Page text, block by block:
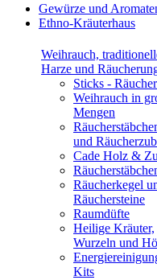
Gewürze und
Ethno-Kräuterhaus
Weihrauch,
Harze und
Sticks -
Weihrauch in
Mengen
und
Cade Holz &
Räucherkegel
Räuchersteine
Raumdüfte
Heilige Kräuter,
Wurzeln und
Kits